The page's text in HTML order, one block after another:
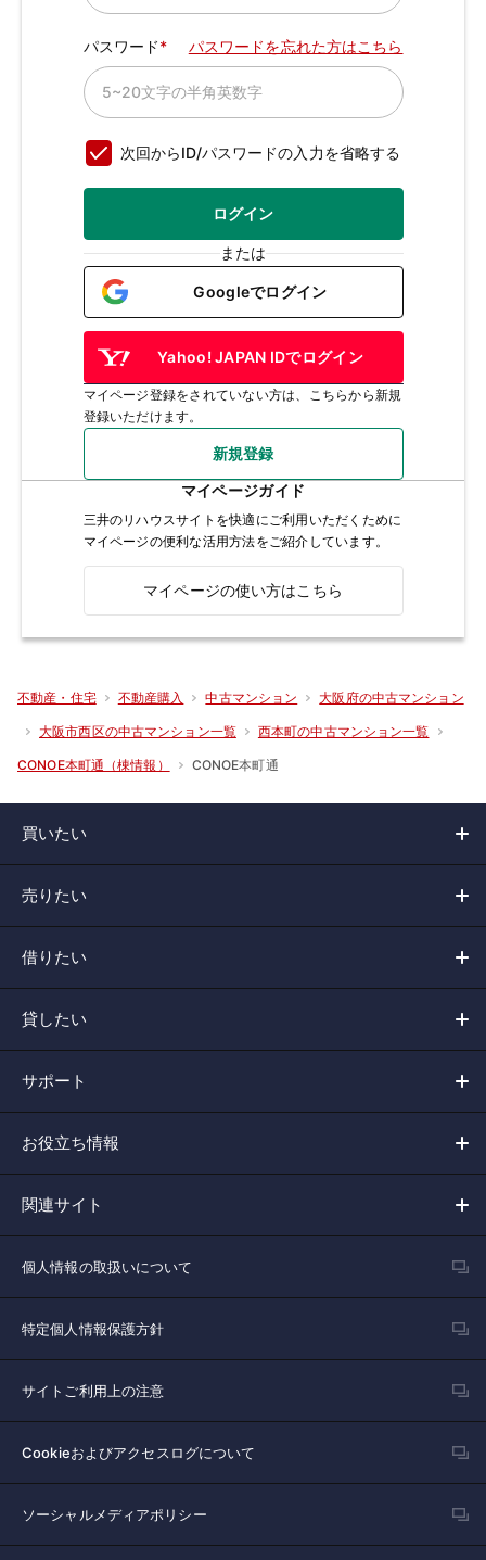
パスワード パスワードを忘れた方はこちら
次回からID/パスワードの入力を省略する
ログイン
または
Googleでログイン
Yahoo! JAPAN IDでログイン
マイページ登録をされていない方は、こちらから新規
登録いただけます。
新規登録
マイページガイド
三井のリハウスサイトを快適にご利用いただくために
マイページの便利な活用方法をご紹介しています。
マイページの使い方はこちら
不動産・住宅 不動産購入 中古マンション 大阪府の中古マンション
大阪市西区の中古マンション一覧 西本町の中古マンション一覧
CONOE本町通（棟情報） CONOE本町通
買いたい
売りたい
借りたい
貸したい
サポート
お役立ち情報
関連サイト
個人情報の取扱いについて
特定個人情報保護方針
サイトご利用上の注意
Cookieおよびアクセスログについて
ソーシャルメディアポリシー